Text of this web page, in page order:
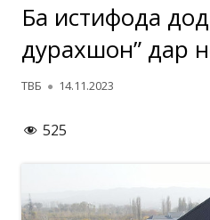
Ба истифода
дурахшон” дар
Автор
ТВБ Опубликовано
14.11.2023
525